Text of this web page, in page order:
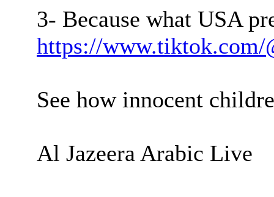
3- Because what USA
https://www.tiktok.com/
See how innocent
Al Jazeera Arabic Live